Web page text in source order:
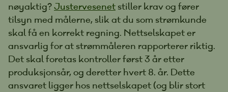
nøyaktig?Justervesenet stiller krav og fører
tilsyn med målerne, slik at du som strømkunde
skal få en korrekt regning. Nettselskapet er
ansvarlig for at strømmåleren rapporterer riktig.
Det skal foretas kontroller først 3 år etter
produksjonsår, og deretter hvert 8. år. Dette
ansvaret ligger hos nettselskapet (og blir stort